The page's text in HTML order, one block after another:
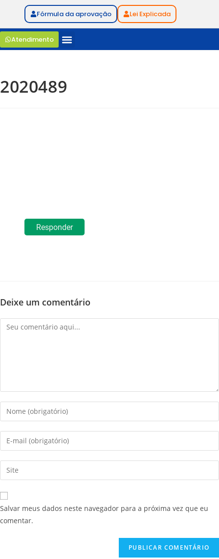
Fórmula da aprovação Lei Explicada
Atendimento
2020489
Responder
Deixe um comentário
Salvar meus dados neste navegador para a próxima vez que eu
comentar.